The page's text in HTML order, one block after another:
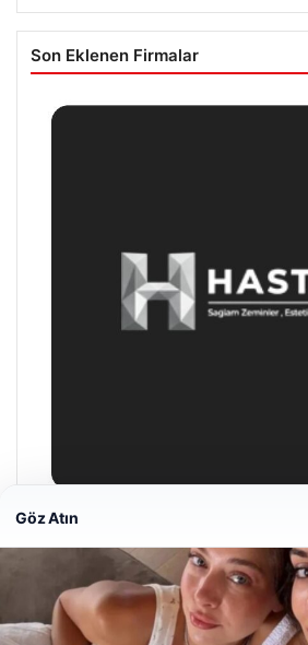
Son Eklenen Firmalar
Nisan 29, 2026
Göz Atın